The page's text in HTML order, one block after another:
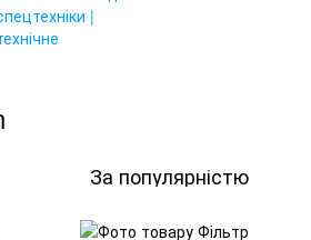
За популярністю